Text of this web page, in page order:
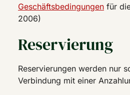
Geschäftsbedingungen für
2006)
Reservierung
Reservierungen werden nur
Verbindung mit einer